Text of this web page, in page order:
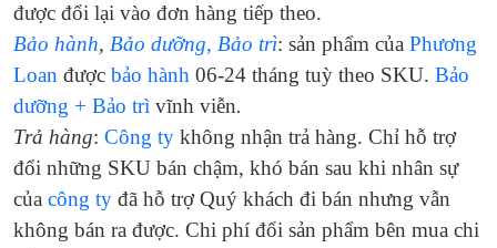
được đổi lại vào đơn hàng tiếp theo.
Bảo hành, Bảo dưỡng, Bảo trì: sản phẩm của Phương
Loan được bảo hành 06-24 tháng tuỳ theo SKU. Bảo
dưỡng + Bảo trì vĩnh viễn.
Trả hàng: Công ty không nhận trả hàng. Chỉ hỗ trợ
đổi những SKU bán chậm, khó bán sau khi nhân sự
của công ty đã hỗ trợ Quý khách đi bán nhưng vẫn
không bán ra được. Chi phí đổi sản phẩm bên mua chi